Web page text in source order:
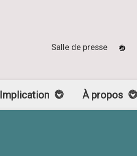
Salle de presse
Implication À propos